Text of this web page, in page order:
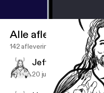
Alle afleveringen
142 afleveringen
Jeffrey Dahmer -
20 jul 2026 30 min